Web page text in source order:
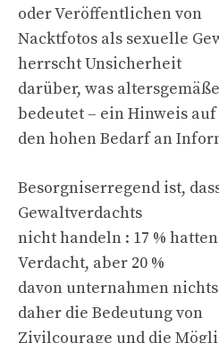
oder Veröffentlichen von
Nacktfotos als sexuelle
herrscht Unsicherheit
darüber, was
bedeutet – ein Hinweis auf
den hohen Bedarf an
Besorgniserregend ist,
Gewaltverdachts
nicht handeln : 17 %
Verdacht, aber 20 %
davon unternahmen
daher die Bedeutung von
Zivilcourage und die